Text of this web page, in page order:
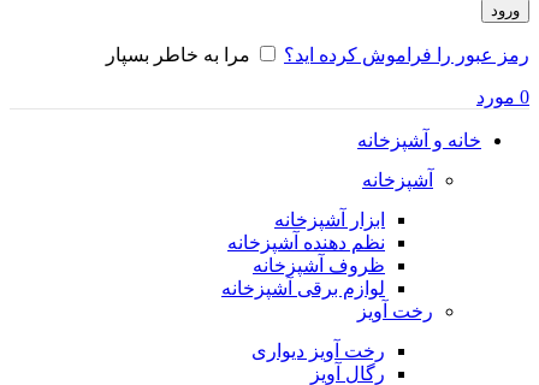
ورود
رمز عبور را فراموش کرده اید؟ مرا به خاطر بسپار
0 مورد
خانه و آشپزخانه
آشپزخانه
ابزار آشپزخانه
نظم دهنده آشپزخانه
ظروف آشپزخانه
لوازم برقی آشپزخانه
رخت آویز
رخت آویز دیواری
رگال آویز